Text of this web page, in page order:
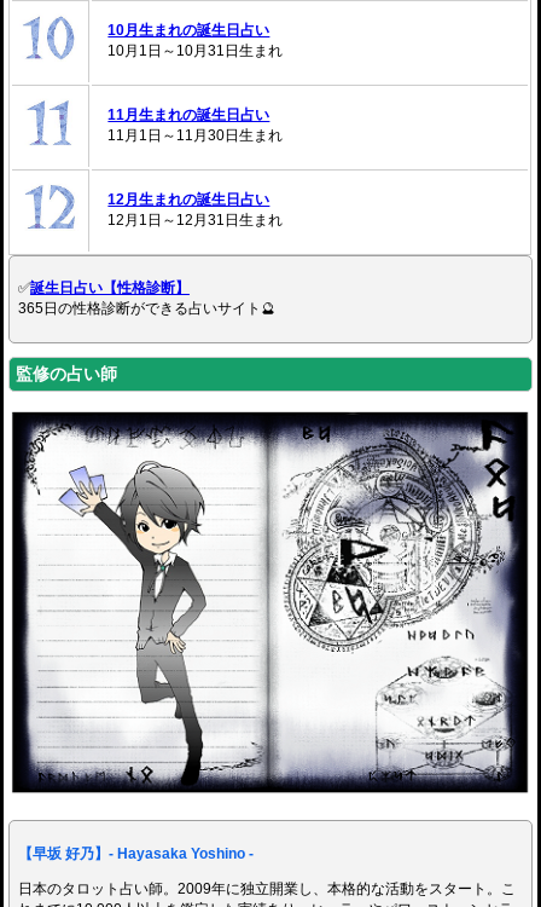
10月生まれの誕生日占い
10月1日～10月31日生まれ
11月生まれの誕生日占い
11月1日～11月30日生まれ
12月生まれの誕生日占い
12月1日～12月31日生まれ
✅誕生日占い【性格診断】
365日の性格診断ができる占いサイト🔮
監修の占い師
【早坂 好乃】- Hayasaka Yoshino -
日本のタロット占い師。2009年に独立開業し、本格的な活動をスタート。こ